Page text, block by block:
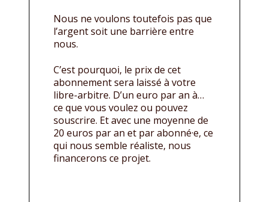
Nous ne voulons toutefois pas que
l’argent soit une barrière entre
nous.
C’est pourquoi, le prix de cet
abonnement sera laissé à votre
libre-arbitre. D’un euro par an à…
ce que vous voulez ou pouvez
souscrire. Et avec une moyenne de
20 euros par an et par abonné·e, ce
qui nous semble réaliste, nous
financerons ce projet.